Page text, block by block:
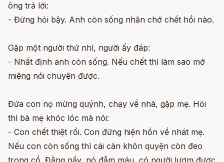
ông trả lời:
- Đừng hỏi bậy. Anh còn sống nhăn chớ chết hồi nào.
Gặp một người thứ nhì, người ấy đáp:
- Nhất định anh còn sống. Nếu chết thì làm sao mở
miệng nói chuyện được.
Đứa con nọ mừng quýnh, chạy về nhà, gặp mẹ. Hỏi
thì bà mẹ khóc lóc mà nói:
- Con chết thiệt rồi. Con đừng hiện hồn về nhát mẹ.
Nếu con còn sống thì cái càn khôn quyện còn đeo